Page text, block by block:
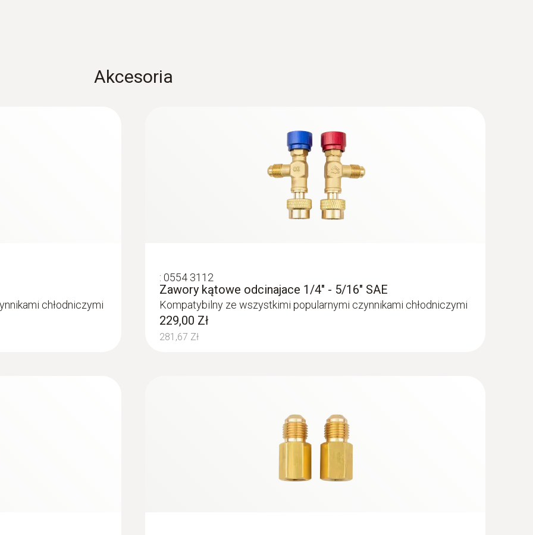
testo 558s profesjonalny zestaw do pompy ciepła
Bluetooth z
ekranem
testo 558s Zestaw Smart Vacuum - elektroniczna oprawa
zaworowa z miernikiem cęgowym i bezprzewodowymi
sondami temperatury i podciśnienia
Akcesoria
chłodniczymi
: 0554 3112
Zawory kątowe odcinajace 1/4" - 5/16" SAE
Kompatybilny ze wszystkimi popularnymi czynnikami chłodniczymi
229,00 Zł
281,67 Zł